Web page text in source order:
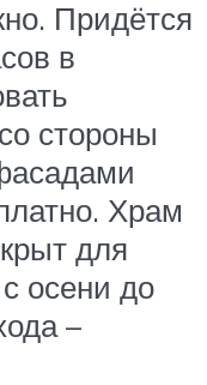
Придётся
в
стороны
Храм
для
осени до
–